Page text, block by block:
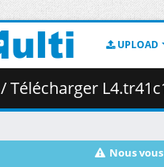
UPLOAD
/ Télécharger
Nous